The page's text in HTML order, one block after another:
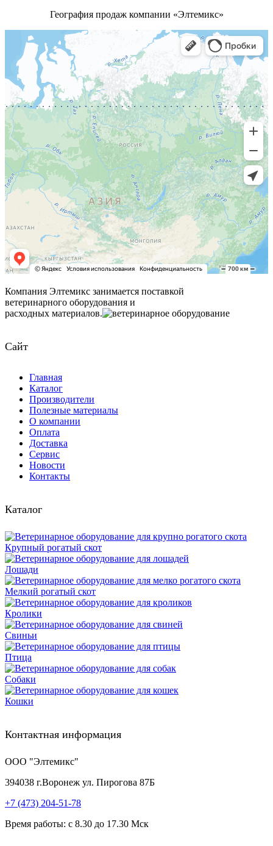
География продаж компании «Элтемикс»
Компания Элтемикс занимается поставкой
ветеринарного оборудования и
расходных материалов.
Сайт
Главная
Каталог
Производители
Полезные материалы
О компании
Оплата
Доставка
Сервис
Новости
Контакты
Каталог
Крупный рогатый скот
Лошади
Мелкий рогатый скот
Кролики
Свиньи
Птица
Собаки
Кошки
Контактная информация
ООО "Элтемикс"
394038 г.Воронеж ул. Пирогова 87Б
+7 (473) 204-51-78
Время работы: с 8.30 до 17.30 Мск